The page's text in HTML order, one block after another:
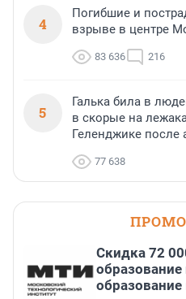
4
Погибшие и
взрыве в центре
83 636 216
5
Галька била в
в скорые на
Геленджике после
77 638
Скидка 72
образование